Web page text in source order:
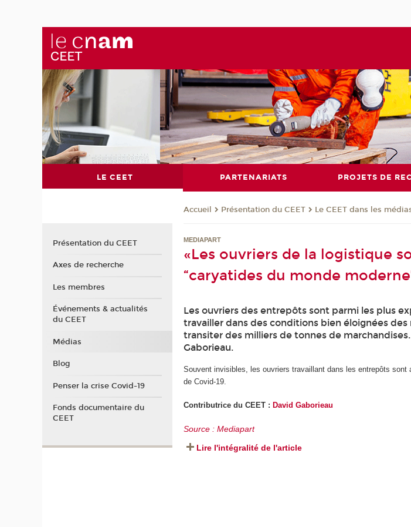
LE CEET PARTENARIATS PROJETS DE
Accueil Présentation du CEET Le CEET dans les
MEDIAPART
«Les ouvriers de la logistique
“caryatides du monde
Les ouvriers des entrepôts sont parmi les plus
travailler dans des conditions bien éloignées
transiter des milliers de tonnes de
Gaborieau.
Souvent invisibles, les ouvriers travaillant dans les entrepôts sont
de Covid-19.
Contributrice du CEET : David Gaborieau
Source : Mediapart
Lire l'intégralité de l'article
Présentation du CEET
Axes de recherche
Les membres
Événements & actualités
du CEET
Médias
Blog
Penser la crise Covid-19
Fonds documentaire du
CEET